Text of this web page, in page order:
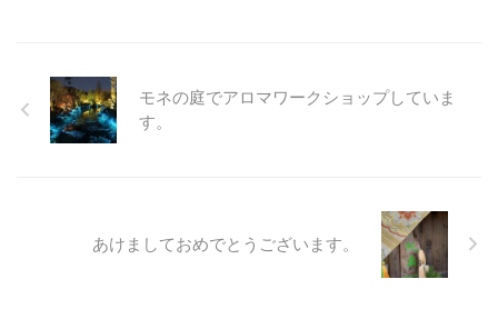
モネの庭でアロマワークショップしていま
す。
あけましておめでとうございます。